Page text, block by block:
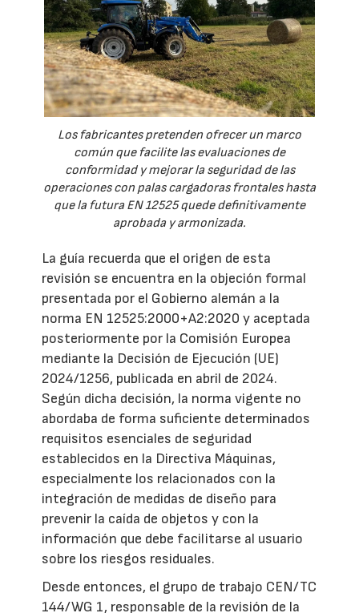
Los fabricantes pretenden ofrecer un marco
común que facilite las evaluaciones de
conformidad y mejorar la seguridad de las
operaciones con palas cargadoras frontales hasta
que la futura EN 12525 quede definitivamente
aprobada y armonizada.
La guía recuerda que el origen de esta
revisión se encuentra en la objeción formal
presentada por el Gobierno alemán a la
norma EN 12525:2000+A2:2020 y aceptada
posteriormente por la Comisión Europea
mediante la Decisión de Ejecución (UE)
2024/1256, publicada en abril de 2024.
Según dicha decisión, la norma vigente no
abordaba de forma suficiente determinados
requisitos esenciales de seguridad
establecidos en la Directiva Máquinas,
especialmente los relacionados con la
integración de medidas de diseño para
prevenir la caída de objetos y con la
información que debe facilitarse al usuario
sobre los riesgos residuales.
Desde entonces, el grupo de trabajo CEN/TC
144/WG 1, responsable de la revisión de la